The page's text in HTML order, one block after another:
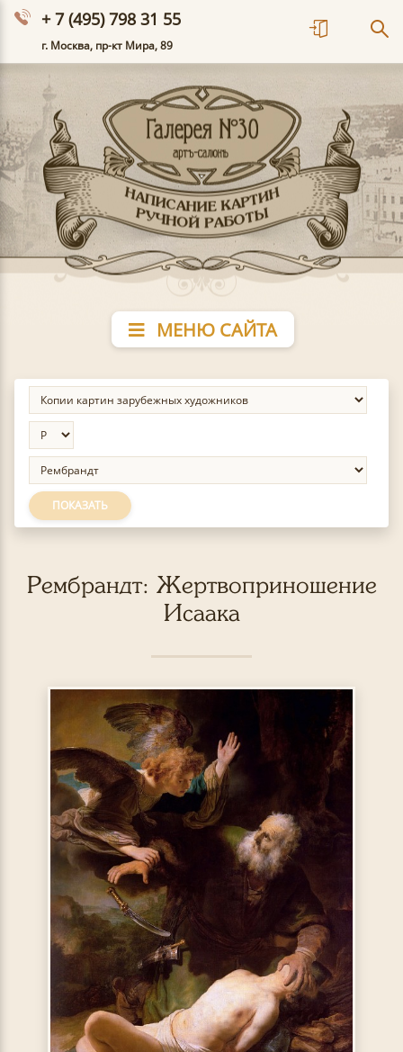
+ 7 (495) 798 31 55
г. Москва, пр-кт Мира, 89
МЕНЮ САЙТА
ПОКАЗАТЬ
Рембрандт: Жертвоприношение
Исаака